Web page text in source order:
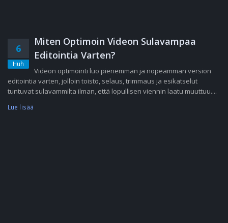
6
Huh
Miten Optimoin Videon Sulavampaa
Editointia Varten?
Videon optimointi luo pienemmän ja nopeamman version
editointia varten, jolloin toisto, selaus, trimmaus ja esikatselut
tuntuvat sulavammilta ilman, että lopullisen viennin laatu muuttuu....
Lue lisää